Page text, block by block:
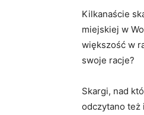
Kilkanaście
miejskiej w
większość w
swoje racje?
Skargi, nad
odczytano też